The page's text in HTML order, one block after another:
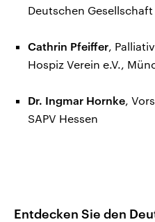
Deutschen
Cathrin Pfeiffer,
Hospiz Verein e.V.,
Dr. Ingmar Hornke,
SAPV Hessen
Entdecken Sie den